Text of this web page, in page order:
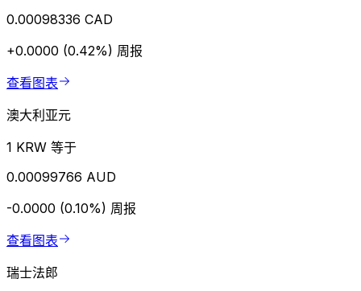
0.00098336 CAD
+0.0000 (0.42%) 周报
查看图表
澳大利亚元
1 KRW 等于
0.00099766 AUD
-0.0000 (0.10%) 周报
查看图表
瑞士法郎